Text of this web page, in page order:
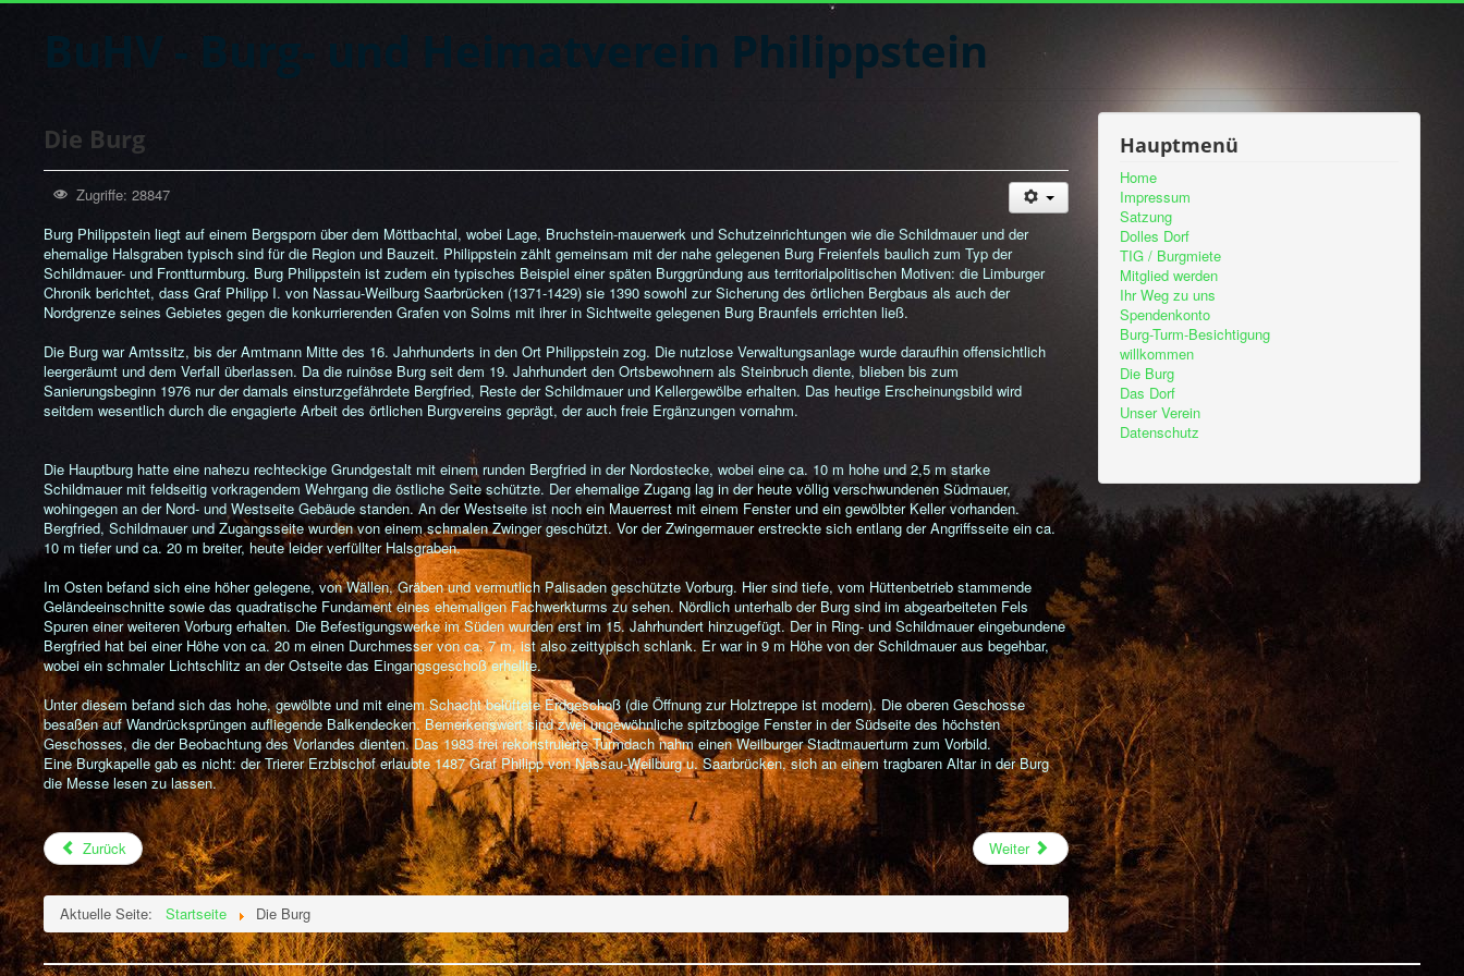
BuHV - Burg- und Heimatverein Philippstein
Die Burg
Zugriffe: 28847
Burg Philippstein liegt auf einem Bergsporn über dem Möttbachtal, wobei Lage, Bruchstein-mauerwerk und Schutzeinrichtungen wie die Schildmauer und der
ehemalige Halsgraben typisch sind für die Region und Bauzeit. Philippstein zählt gemeinsam mit der nahe gelegenen Burg Freienfels baulich zum Typ der
Schildmauer- und Frontturmburg. Burg Philippstein ist zudem ein typisches Beispiel einer späten Burggründung aus territorialpolitischen Motiven: die Limburger
Chronik berichtet, dass Graf Philipp I. von Nassau-Weilburg Saarbrücken (1371-1429) sie 1390 sowohl zur Sicherung des örtlichen Bergbaus als auch der
Nordgrenze seines Gebietes gegen die konkurrierenden Grafen von Solms mit ihrer in Sichtweite gelegenen Burg Braunfels errichten ließ.
Die Burg war Amtssitz, bis der Amtmann Mitte des 16. Jahrhunderts in den Ort Philippstein zog. Die nutzlose Verwaltungsanlage wurde daraufhin offensichtlich
leergeräumt und dem Verfall überlassen. Da die ruinöse Burg seit dem 19. Jahrhundert den Ortsbewohnern als Steinbruch diente, blieben bis zum
Sanierungsbeginn 1976 nur der damals einsturzgefährdete Bergfried, Reste der Schildmauer und Kellergewölbe erhalten. Das heutige Erscheinungsbild wird
seitdem wesentlich durch die engagierte Arbeit des örtlichen Burgvereins geprägt, der auch freie Ergänzungen vornahm.
Die Hauptburg hatte eine nahezu rechteckige Grundgestalt mit einem runden Bergfried in der Nordostecke, wobei eine ca. 10 m hohe und 2,5 m starke
Schildmauer mit feldseitig vorkragendem Wehrgang die östliche Seite schützte. Der ehemalige Zugang lag in der heute völlig verschwundenen Südmauer,
wohingegen an der Nord- und Westseite Gebäude standen. An der Westseite ist noch ein Mauerrest mit einem Fenster und ein gewölbter Keller vorhanden.
Bergfried, Schildmauer und Zugangsseite wurden von einem schmalen Zwinger geschützt. Vor der Zwingermauer erstreckte sich entlang der Angriffsseite ein ca.
10 m tiefer und ca. 20 m breiter, heute leider verfüllter Halsgraben.
Im Osten befand sich eine höher gelegene, von Wällen, Gräben und vermutlich Palisaden geschützte Vorburg. Hier sind tiefe, vom Hüttenbetrieb stammende
Geländeeinschnitte sowie das quadratische Fundament eines ehemaligen Fachwerkturms zu sehen. Nördlich unterhalb der Burg sind im abgearbeiteten Fels
Spuren einer weiteren Vorburg erhalten. Die Befestigungswerke im Süden wurden erst im 15. Jahrhundert hinzugefügt. Der in Ring- und Schildmauer eingebundene
Bergfried hat bei einer Höhe von ca. 20 m einen Durchmesser von ca. 7 m, ist also zeittypisch schlank. Er war in 9 m Höhe von der Schildmauer aus begehbar,
wobei ein schmaler Lichtschlitz an der Ostseite das Eingangsgeschoß erhellte.
Unter diesem befand sich das hohe, gewölbte und mit einem Schacht belüftete Erdgeschoß (die Öffnung zur Holztreppe ist modern). Die oberen Geschosse
besaßen auf Wandrücksprüngen aufliegende Balkendecken. Bemerkenswert sind zwei ungewöhnliche spitzbogige Fenster in der Südseite des höchsten
Geschosses, die der Beobachtung des Vorlandes dienten. Das 1983 frei rekonstruierte Turmdach nahm einen Weilburger Stadtmauerturm zum Vorbild.
Eine Burgkapelle gab es nicht: der Trierer Erzbischof erlaubte 1487 Graf Philipp von Nassau-Weilburg u. Saarbrücken, sich an einem tragbaren Altar in der Burg
die Messe lesen zu lassen.
Zurück Weiter
Aktuelle Seite: Startseite Die Burg
Hauptmenü
Home
Impressum
Satzung
Dolles Dorf
TIG / Burgmiete
Mitglied werden
Ihr Weg zu uns
Spendenkonto
Burg-Turm-Besichtigung
willkommen
Die Burg
Das Dorf
Unser Verein
Datenschutz